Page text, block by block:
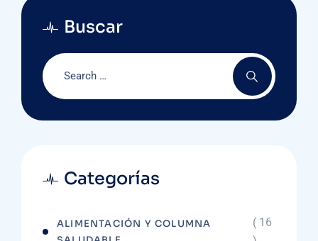
Buscar
Categorías
ALIMENTACIÓN Y COLUMNA
( 16